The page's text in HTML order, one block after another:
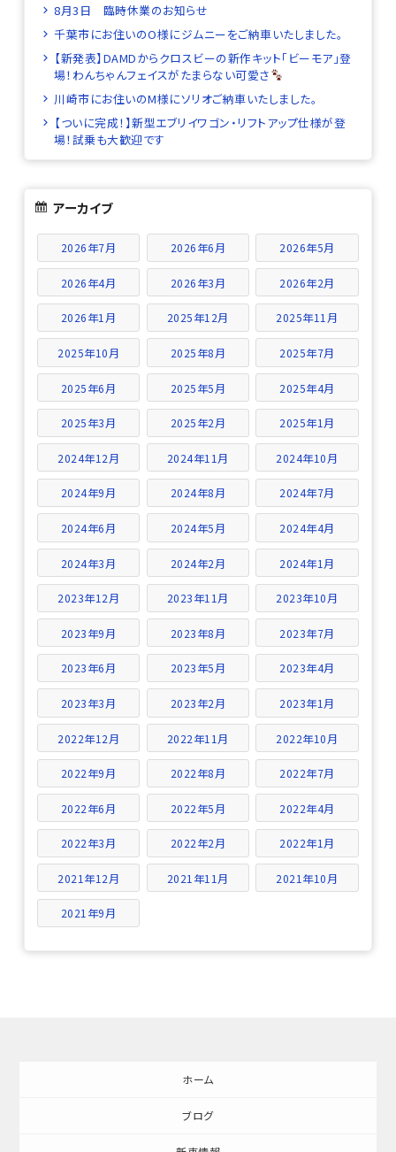
8月3日 臨時休業のお知らせ
千葉市にお住いのO様にジムニーをご納車いたしました。
【新発表】DAMDからクロスビーの新作キット「ビーモア」登
場！わんちゃんフェイスがたまらない可愛さ
川崎市にお住いのM様にソリオご納車いたしました。
【ついに完成！】新型エブリイワゴン・リフトアップ仕様が登
場！試乗も大歓迎です
アーカイブ
2026年7月 2026年6月 2026年5月
2026年4月 2026年3月 2026年2月
2026年1月 2025年12月 2025年11月
2025年10月 2025年8月 2025年7月
2025年6月 2025年5月 2025年4月
2025年3月 2025年2月 2025年1月
2024年12月 2024年11月 2024年10月
2024年9月 2024年8月 2024年7月
2024年6月 2024年5月 2024年4月
2024年3月 2024年2月 2024年1月
2023年12月 2023年11月 2023年10月
2023年9月 2023年8月 2023年7月
2023年6月 2023年5月 2023年4月
2023年3月 2023年2月 2023年1月
2022年12月 2022年11月 2022年10月
2022年9月 2022年8月 2022年7月
2022年6月 2022年5月 2022年4月
2022年3月 2022年2月 2022年1月
2021年12月 2021年11月 2021年10月
2021年9月
ホーム
ブログ